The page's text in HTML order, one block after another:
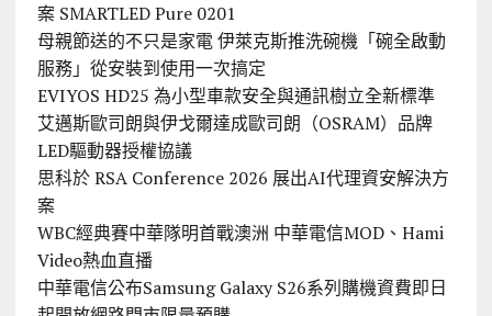
案 SMARTLED Pure 0201
母親節送的不只是家電 伊萊克斯推洗碗機「碗全啟動
服務」從安裝到使用一次搞定
EVIYOS HD25 為小型車款安全與通訊樹立全新標準
艾邁斯歐司朗與伊戈爾達成歐司朗（OSRAM）品牌
LED驅動器授權協議
思科於 RSA Conference 2026 展出AI代理資安解決方
案
WBC經典賽中華隊明首戰澳洲 中華電信MOD、Hami
Video熱血直播
中華電信公布Samsung Galaxy S26系列購機資費即日